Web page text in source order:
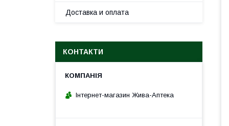
Доставка и оплата
КОНТАКТИ
Інтернет-магазин Жива-Аптека